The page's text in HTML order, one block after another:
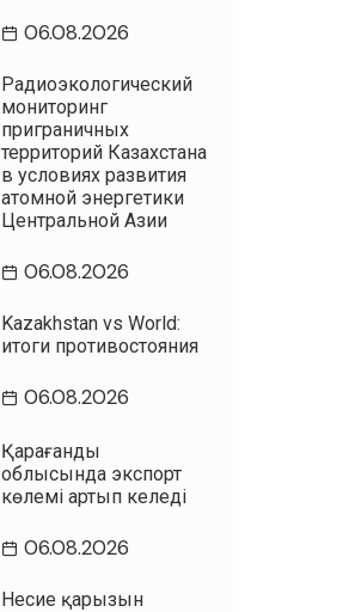
06.08.2026
Радиоэкологический
мониторинг
приграничных
территорий Казахстана
в условиях развития
атомной энергетики
Центральной Азии
06.08.2026
Kazakhstan vs World:
итоги противостояния
06.08.2026
Қарағанды
облысында экспорт
көлемі артып келеді
06.08.2026
Несие қарызын